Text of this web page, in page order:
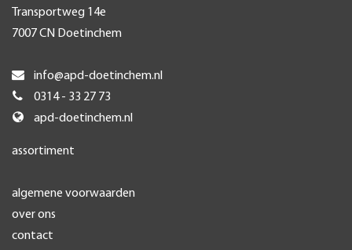
Transportweg 14e
7007 CN Doetinchem
info@apd-doetinchem.nl
0314 - 33 27 73
apd-doetinchem.nl
assortiment
algemene voorwaarden
over ons
contact